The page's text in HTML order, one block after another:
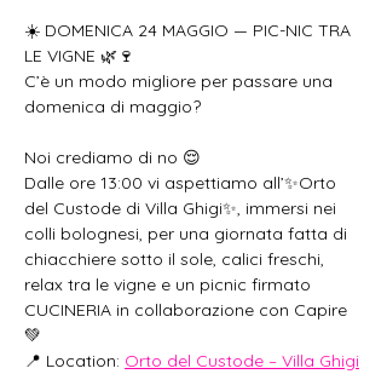
☀️ DOMENICA 24 MAGGIO — PIC-NIC TRA
LE VIGNE 🌿🍷
C’è un modo migliore per passare una
domenica di maggio?
Noi crediamo di no 😌
Dalle ore 13:00 vi aspettiamo all’✨Orto
del Custode di Villa Ghigi✨, immersi nei
colli bolognesi, per una giornata fatta di
chiacchiere sotto il sole, calici freschi,
relax tra le vigne e un picnic firmato
CUCINERIA in collaborazione con Capire
💚
📍 Location: Orto del Custode – Villa Ghigi